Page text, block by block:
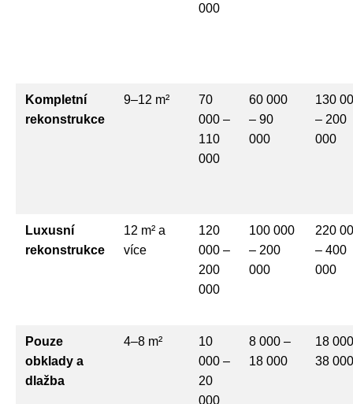
000
Kompletní
rekonstrukce
9–12 m²
70
000 –
110
000
60 000
– 90
000
130
– 200
000
Luxusní
rekonstrukce
12 m² a
více
120
000 –
200
000
100 000
– 200
000
220
– 400
000
Pouze
obklady a
dlažba
4–8 m²
10
000 –
20
000
8 000 –
18 000
18
38 000